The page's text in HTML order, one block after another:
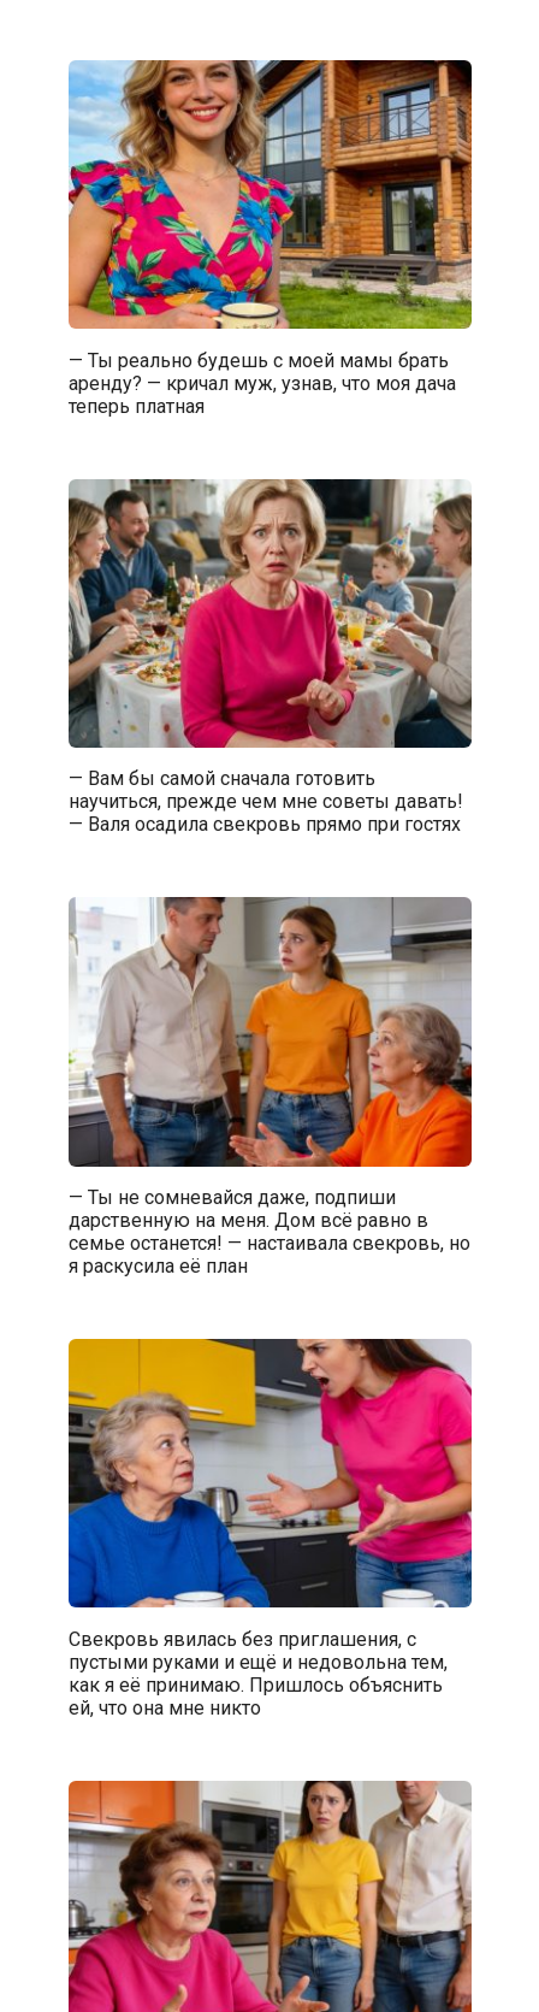
— Ты реально будешь с моей мамы брать
аренду? — кричал муж, узнав, что моя дача
теперь платная
— Вам бы самой сначала готовить
научиться, прежде чем мне советы давать!
— Валя осадила свекровь прямо при гостях
— Ты не сомневайся даже, подпиши
дарственную на меня. Дом всё равно в
семье останется! — настаивала свекровь, но
я раскусила её план
Свекровь явилась без приглашения, с
пустыми руками и ещё и недовольна тем,
как я её принимаю. Пришлось объяснить
ей, что она мне никто